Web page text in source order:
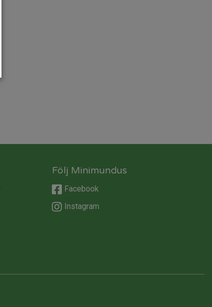
Följ Minimundus
Facebook
Instagram